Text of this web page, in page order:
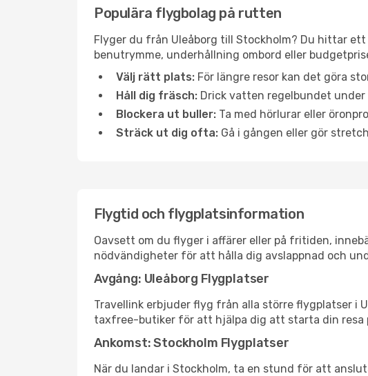
Populära flygbolag på rutten
Flyger du från Uleåborg till Stockholm? Du hittar
benutrymme, underhållning ombord eller
Välj rätt plats: För längre resor kan det göra
Håll dig fräsch: Drick vatten regelbundet
Blockera ut buller: Ta med hörlurar eller
Sträck ut dig ofta: Gå i gången eller gör
Flygtid och flygplatsinformation
Oavsett om du flyger i affärer eller på fritiden,
nödvändigheter för att hålla dig avslappnad och
Avgång: Uleåborg Flygplatser
Travellink erbjuder flyg från alla större flygplatser i
taxfree-butiker för att hjälpa dig att starta din resa
Ankomst: Stockholm Flygplatser
När du landar i Stockholm, ta en stund för att